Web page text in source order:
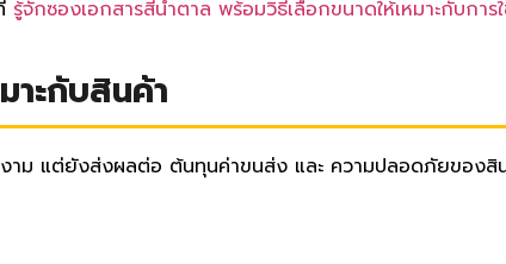
รู้จักซองเอกสารสีน้ำตาล พร้อมวิธีเลือกขนาดให้เหมาะกับการ
าะกับสินค้า
งาม แต่ยังส่งผลต่อ ต้นทุนค่าขนส่ง และ ความปลอดภัยของ